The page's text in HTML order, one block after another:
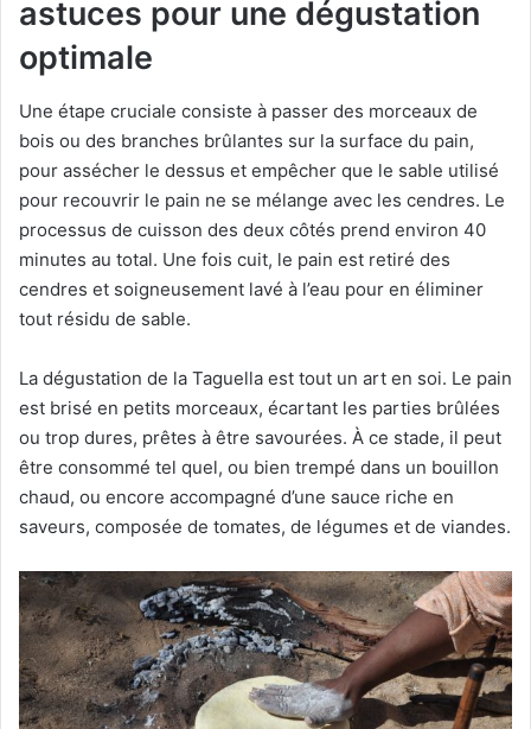
astuces pour une dégustation
optimale
Une étape cruciale consiste à passer des morceaux de
bois ou des branches brûlantes sur la surface du pain,
pour assécher le dessus et empêcher que le sable utilisé
pour recouvrir le pain ne se mélange avec les cendres. Le
processus de cuisson des deux côtés prend environ 40
minutes au total. Une fois cuit, le pain est retiré des
cendres et soigneusement lavé à l’eau pour en éliminer
tout résidu de sable.
La dégustation de la Taguella est tout un art en soi. Le pain
est brisé en petits morceaux, écartant les parties brûlées
ou trop dures, prêtes à être savourées. À ce stade, il peut
être consommé tel quel, ou bien trempé dans un bouillon
chaud, ou encore accompagné d’une sauce riche en
saveurs, composée de tomates, de légumes et de viandes.